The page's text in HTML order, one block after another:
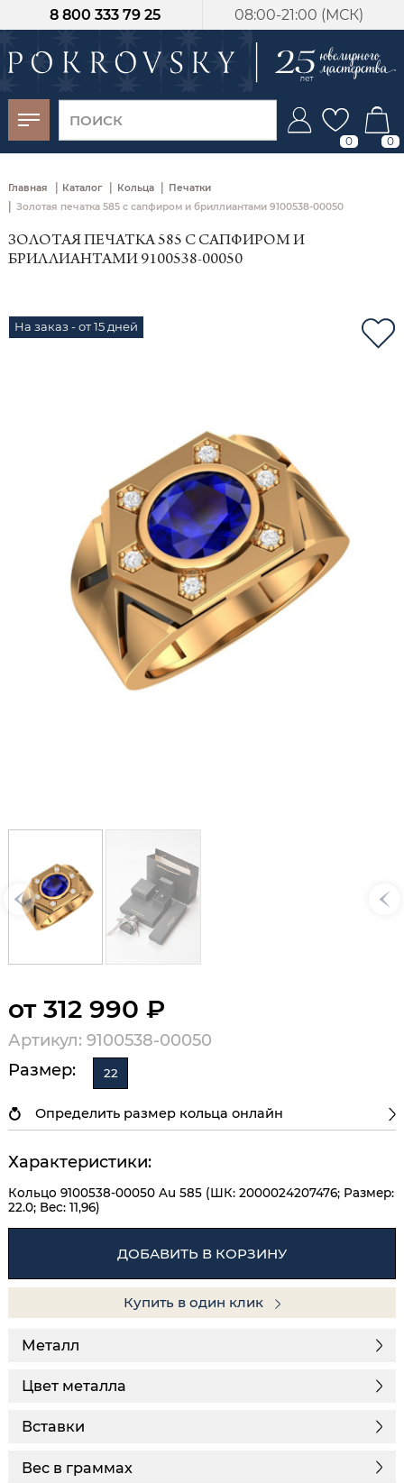
08:00-21:00 (МСК)
8 800 333 79 25
0 0
Главная | Каталог | Кольца | Печатки
| Золотая печатка 585 с сапфиром и бриллиантами 9100538-00050
ЗОЛОТАЯ ПЕЧАТКА 585 С САПФИРОМ И
БРИЛЛИАНТАМИ 9100538-00050
На заказ - от 15 дней
от 312 990 ₽
Артикул: 9100538-00050
Размер:
22
Определить размер кольца онлайн
Характеристики:
Кольцо 9100538-00050 Au 585 (ШК: 2000024207476; Размер:
22.0; Вес: 11,96)
ДОБАВИТЬ В КОРЗИНУ
Купить в один клик
Металл
Цвет металла
Вставки
Вес в граммах
-30%
от 15 дней с
момента оплаты